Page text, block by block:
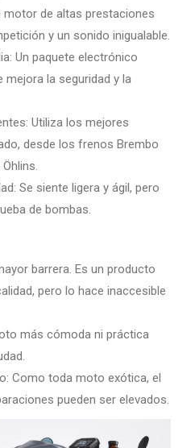
motor de altas prestaciones
y un sonido inigualable.
Un paquete electrónico
la seguridad y la
Utiliza los mejores
desde los frenos Brembo
Se siente ligera y ágil, pero
de bombas.
barrera. Es un producto
pero lo hace inaccesible
más cómoda ni práctica
Como toda moto exótica, el
pueden ser elevados.